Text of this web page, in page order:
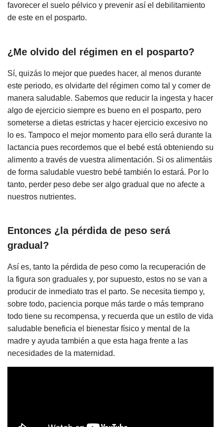
favorecer el suelo pélvico y prevenir así el debilitamiento
de este en el posparto.
¿Me olvido del régimen en el posparto?
Sí, quizás lo mejor que puedes hacer, al menos durante
este periodo, es olvidarte del régimen como tal y comer de
manera saludable. Sabemos que reducir la ingesta y hacer
algo de ejercicio siempre es bueno en el posparto, pero
someterse a dietas estrictas y hacer ejercicio excesivo no
lo es. Tampoco el mejor momento para ello será durante la
lactancia pues recordemos que el bebé está obteniendo su
alimento a través de vuestra alimentación. Si os alimentáis
de forma saludable vuestro bebé también lo estará. Por lo
tanto, perder peso debe ser algo gradual que no afecte a
nuestros nutrientes.
Entonces ¿la pérdida de peso será
gradual?
Así es, tanto la pérdida de peso como la recuperación de
la figura son graduales y, por supuesto, estos no se van a
producir de inmediato tras el parto. Se necesita tiempo y,
sobre todo, paciencia porque más tarde o más temprano
todo tiene su recompensa, y recuerda que un estilo de vida
saludable beneficia el bienestar físico y mental de la
madre y ayuda también a que esta haga frente a las
necesidades de la maternidad.